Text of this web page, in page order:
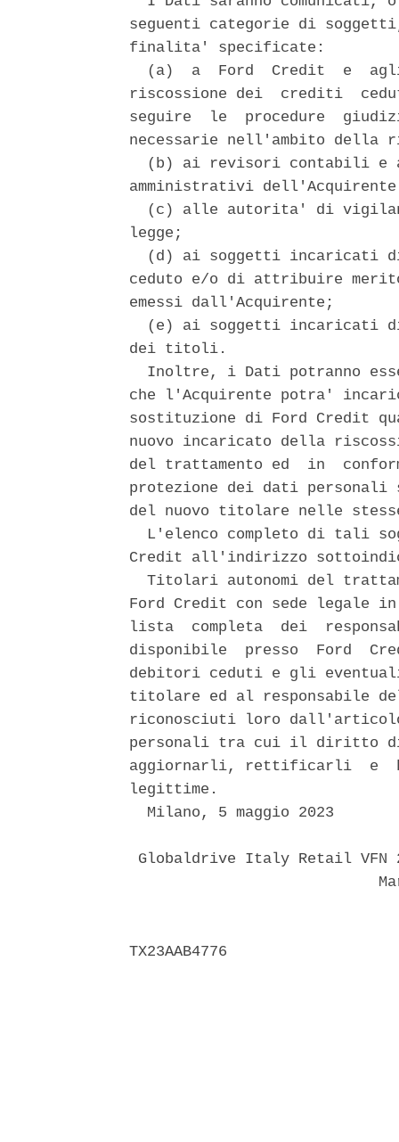
seguenti categorie di
finalita' specificate:
(a)  a  Ford  Credit  e
riscossione dei  crediti
seguire  le  procedure
necessarie nell'ambito della
(b) ai revisori contabili e
amministrativi
(c) alle autorita' di
legge;
(d) ai soggetti incaricati
ceduto e/o di attribuire
emessi dall'Acquirente;
(e) ai soggetti incaricati
dei titoli.
Inoltre, i Dati potranno
che l'Acquirente potra'
sostituzione di Ford Credit
nuovo incaricato della
del trattamento ed  in
protezione dei dati personali
del nuovo titolare nelle
L'elenco completo di tali
Credit all'indirizzo
Titolari autonomi del
Ford Credit con sede legale
lista  completa  dei
disponibile  presso  Ford
debitori ceduti e gli
titolare ed al responsabile
riconosciuti loro
personali tra cui il diritto
aggiornarli, rettificarli  e
legittime.
  Milano, 5 maggio 2023
Globaldrive Italy Retail